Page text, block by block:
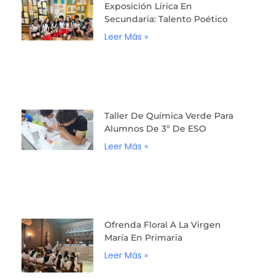
Exposición Lírica En
Secundaria: Talento Poético
Leer Más »
Taller De Química Verde Para
Alumnos De 3º De ESO
Leer Más »
Ofrenda Floral A La Virgen
María En Primaria
Leer Más »